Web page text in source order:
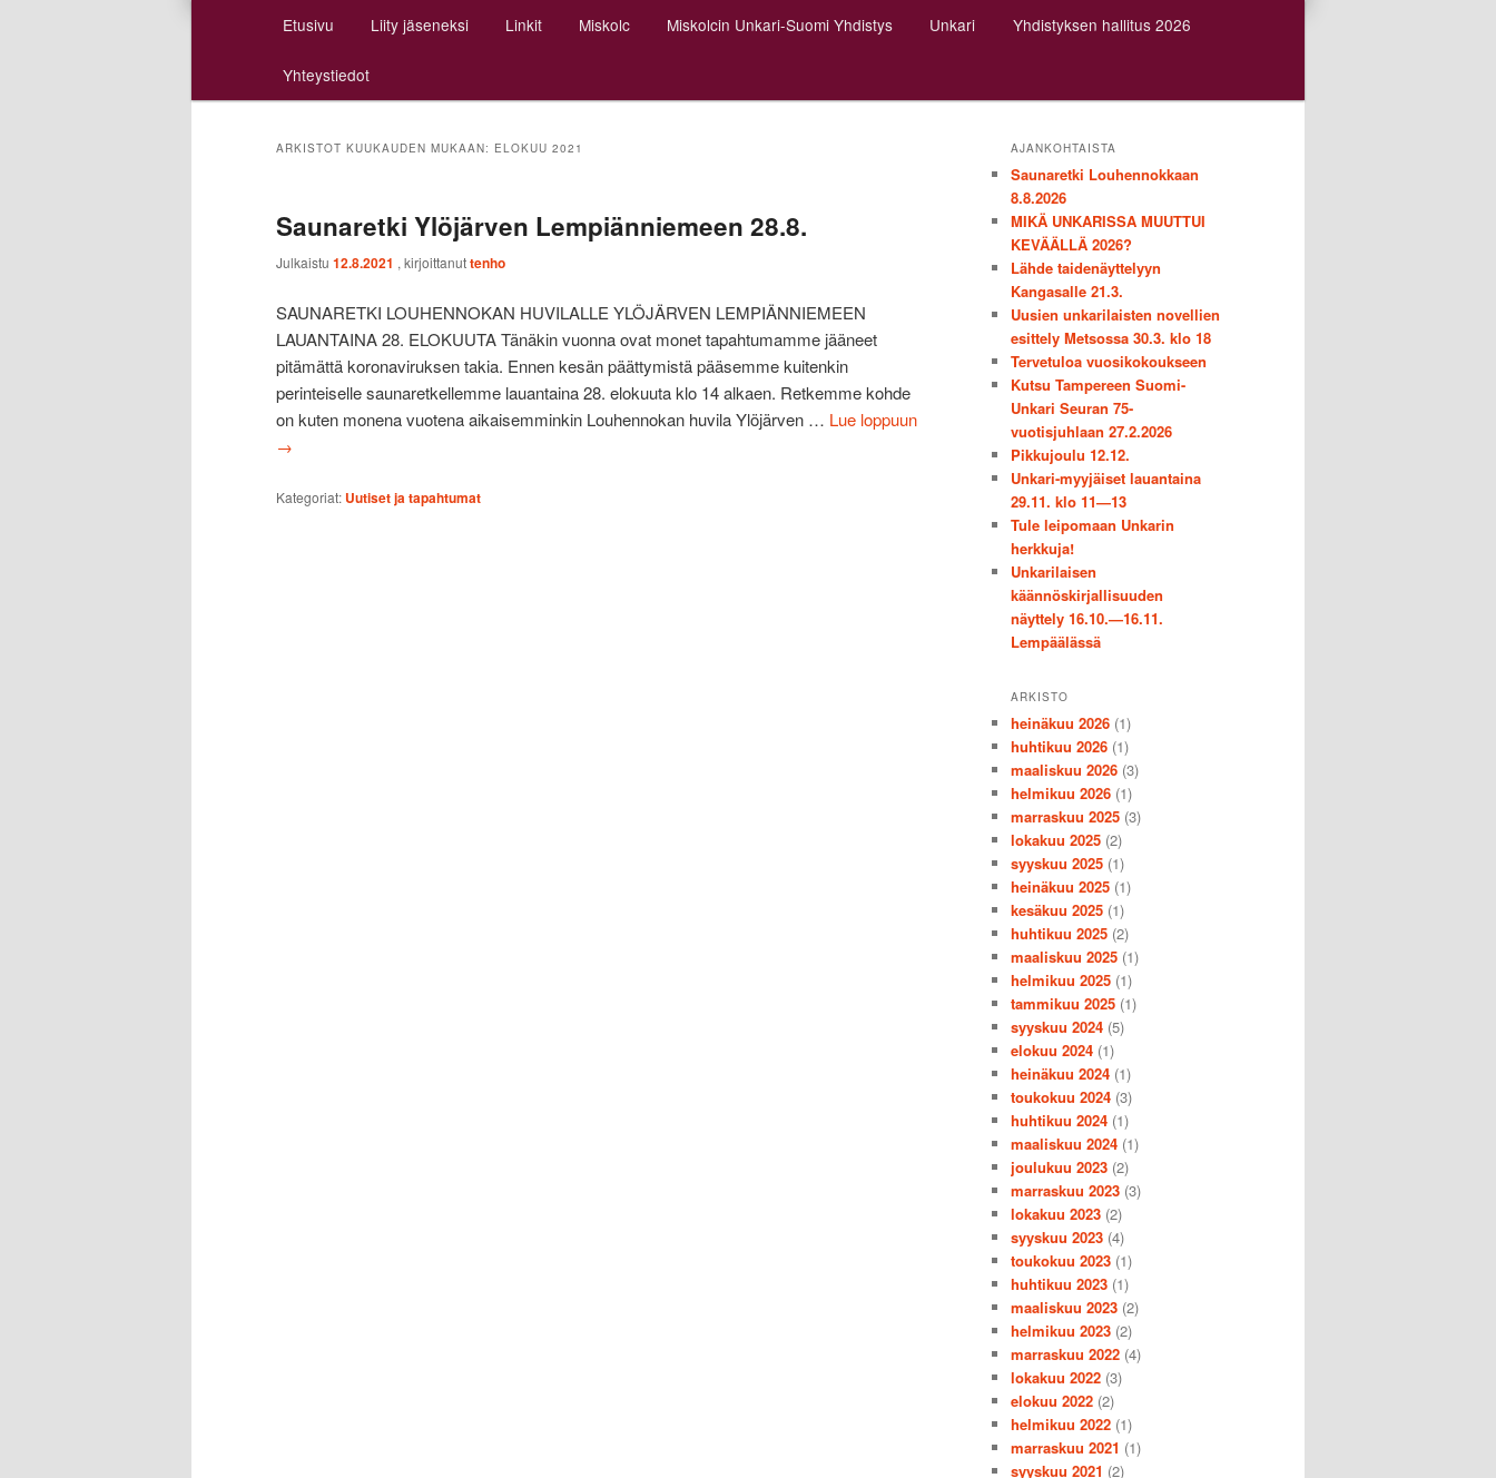
Siirry
sisältöön
Siirry
toissijaiseen
Etusivu Liity jäseneksi Linkit Miskolc Miskolcin Unkari-Suomi Yhdistys Unkari Yhdistyksen hallitus 2026
Yhteystiedot
ARKISTOT KUUKAUDEN MUKAAN: ELOKUU 2021
Saunaretki Ylöjärven Lempiänniemeen 28.8.
Julkaistu 12.8.2021 , kirjoittanuttenho
SAUNARETKI LOUHENNOKAN HUVILALLE YLÖJÄRVEN LEMPIÄNNIEMEEN
LAUANTAINA 28. ELOKUUTA Tänäkin vuonna ovat monet tapahtumamme jääneet
pitämättä koronaviruksen takia. Ennen kesän päättymistä pääsemme kuitenkin
perinteiselle saunaretkellemme lauantaina 28. elokuuta klo 14 alkaen. Retkemme kohde
on kuten monena vuotena aikaisemminkin Louhennokan huvila Ylöjärven … Lue loppuun
→
Kategoriat: Uutiset ja tapahtumat
AJANKOHTAISTA
Saunaretki Louhennokkaan
8.8.2026
MIKÄ UNKARISSA MUUTTUI
KEVÄÄLLÄ 2026?
Lähde taidenäyttelyyn
Kangasalle 21.3.
Uusien unkarilaisten novellien
esittely Metsossa 30.3. klo 18
Tervetuloa vuosikokoukseen
Kutsu Tampereen Suomi-
Unkari Seuran 75-
vuotisjuhlaan 27.2.2026
Pikkujoulu 12.12.
Unkari-myyjäiset lauantaina
29.11. klo 11—13
Tule leipomaan Unkarin
herkkuja!
Unkarilaisen
käännöskirjallisuuden
näyttely 16.10.—16.11.
Lempäälässä
ARKISTO
heinäkuu 2026 (1)
huhtikuu 2026 (1)
maaliskuu 2026 (3)
helmikuu 2026 (1)
marraskuu 2025 (3)
lokakuu 2025 (2)
syyskuu 2025 (1)
heinäkuu 2025 (1)
kesäkuu 2025 (1)
huhtikuu 2025 (2)
maaliskuu 2025 (1)
helmikuu 2025 (1)
tammikuu 2025 (1)
syyskuu 2024 (5)
elokuu 2024 (1)
heinäkuu 2024 (1)
toukokuu 2024 (3)
huhtikuu 2024 (1)
maaliskuu 2024 (1)
joulukuu 2023 (2)
marraskuu 2023 (3)
lokakuu 2023 (2)
syyskuu 2023 (4)
toukokuu 2023 (1)
huhtikuu 2023 (1)
maaliskuu 2023 (2)
helmikuu 2023 (2)
marraskuu 2022 (4)
lokakuu 2022 (3)
elokuu 2022 (2)
helmikuu 2022 (1)
marraskuu 2021 (1)
syyskuu 2021 (2)